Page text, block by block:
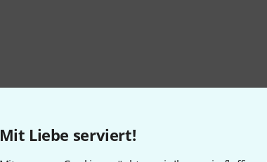
Mit Liebe serviert!Gefällt Ihnen, was Sie